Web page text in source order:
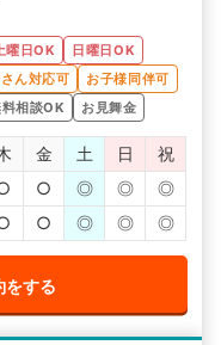
曜日OK
日曜日OK
ん対応可
お子様同伴可
相談OK お見舞金
金 土 日
祝
○ ◎ ◎
◎
○ ◎ ◎ ◎
をする